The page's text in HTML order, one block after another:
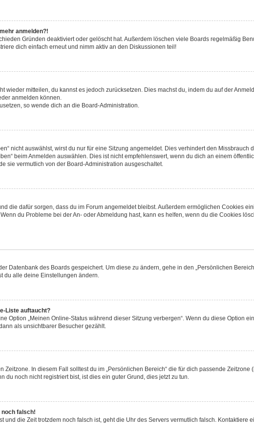
anmelden?!
Gründen deaktiviert oder gelöscht hat. Außerdem löschen viele Boards regelmäßig
dich einfach erneut und nimm aktiv an den Diskussionen teil!
wieder mitteilen, du kannst es jedoch zurücksetzen. Dies machst du, indem du auf der
anmelden können.
so wende dich an die Board-Administration.
nicht auswählst, wirst du nur für eine Sitzung angemeldet. Dies verhindert den Missbrauch
beim Anmelden auswählen. Dies ist nicht empfehlenswert, wenn du dich an einem
sie vermutlich von der Board-Administration ausgeschaltet.
die dafür sorgen, dass du im Forum angemeldet bleibst. Außerdem ermöglichen Cookies
du Probleme bei der An- oder Abmeldung hast, kann es helfen, wenn du die Cookies
Datenbank des Boards gespeichert. Um diese zu ändern, gehe in den „Persönlichen
du alle deine Einstellungen ändern.
Liste auftaucht?
Option „Meinen Online-Status während dieser Sitzung verbergen“. Wenn du diese Option
als unsichtbarer Besucher gezählt.
In diesem Fall solltest du im „Persönlichen Bereich“ die für dich passende Zeitzone
du noch nicht registriert bist, ist dies ein guter Grund, dies jetzt zu tun.
noch falsch!
die Zeit trotzdem noch falsch ist, geht die Uhr des Servers vermutlich falsch. Kontaktiere